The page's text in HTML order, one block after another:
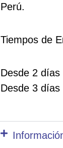
Perú.
Tiempos de
Desde 2 días
Desde 3 días